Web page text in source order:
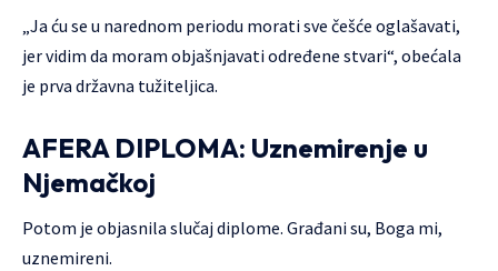
„Ja ću se u narednom periodu morati sve češće oglašavati,
jer vidim da moram objašnjavati određene stvari“, obećala
je prva državna tužiteljica.
AFERA DIPLOMA: Uznemirenje u
Njemačkoj
Potom je objasnila slučaj diplome. Građani su, Boga mi,
uznemireni.